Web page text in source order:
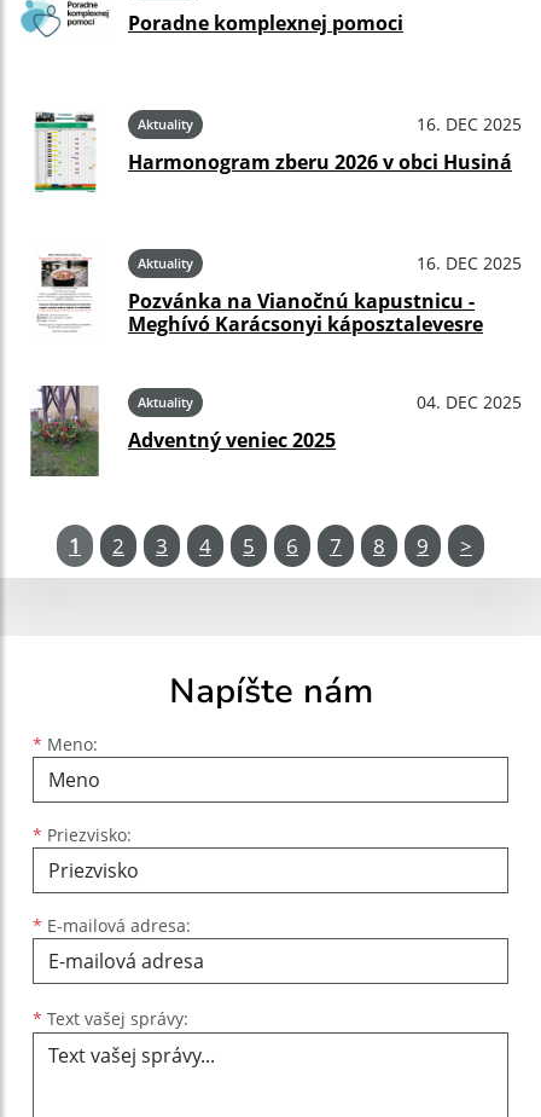
Poradne komplexnej pomoci
Aktuality 16. DEC 2025
Harmonogram zberu 2026 v obci Husiná
Aktuality 16. DEC 2025
Pozvánka na Vianočnú kapustnicu -
Meghívó Karácsonyi káposztalevesre
Aktuality 04. DEC 2025
Adventný veniec 2025
1 2 3 4 5 6 7 8 9 >
Napíšte nám
* Meno:
Meno
* Priezvisko:
Priezvisko
* E-mailová adresa:
E-mailová adresa
* Text vašej správy: